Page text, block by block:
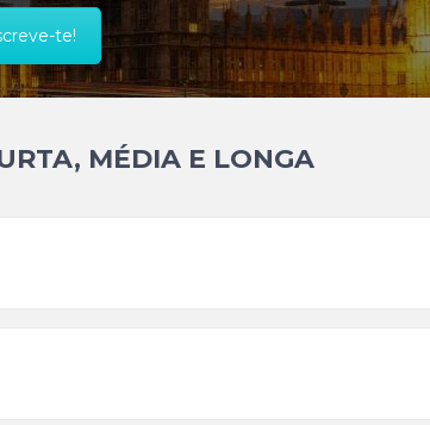
te!
MÉDIA E LONGA